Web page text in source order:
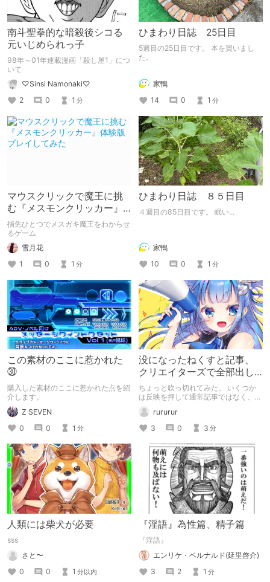
南斗聖拳的な暗殺後シコる
元いじめられっ子
98年～01年連載漫画「殺し屋1」につ
いて
♡Sinsi Namonaki♡
2
0 1 分
ひまわり日誌 25日目
5週目の25日目です。 本を買いまし
た。
家鴨
14
0 1 分
マウスクリックで魔王に挑
む『メスモンクリッカー』
体験版プレイしてみた
指先ひとつでメスガキ魔王をわからせ
るゲーム
雪月花
1
0 1 分
ひまわり日誌 ８５日目
４週目の85日目です。 眠い...
家鴨
10
0 1 分
この素材のここに惹かれた
㉚
購入した素材のここに惹かれた点を紹
介します。
Z SEVEN
0
0 1 分
没になったねくすと記事、
クリエイターズで全部出し
てみます。
ちょっと吹っ切れてみた。 いくつか
は反映を押して通常記事ではなく、ク
リエイター記事として出してみようか
なと。rururur
3
0 3 分
人類には柴犬が必要
sss
さと〜
0
0 1 分以内
『淫語』為性篇、精子篇
『淫語』
エンリケ・ベルナルド(延里啓介)
3
2 1 分